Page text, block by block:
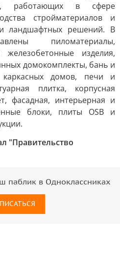
работающих в сфере
стройматериалов и
ландшафтных решений. В
пиломатериалы,
изделия,
домокомплекты, бань и
домов, печи и
плитка, корпусная
фасадная, интерьерная и
блоки, плиты OSB и
"Правительство
паблик в Одноклассниках